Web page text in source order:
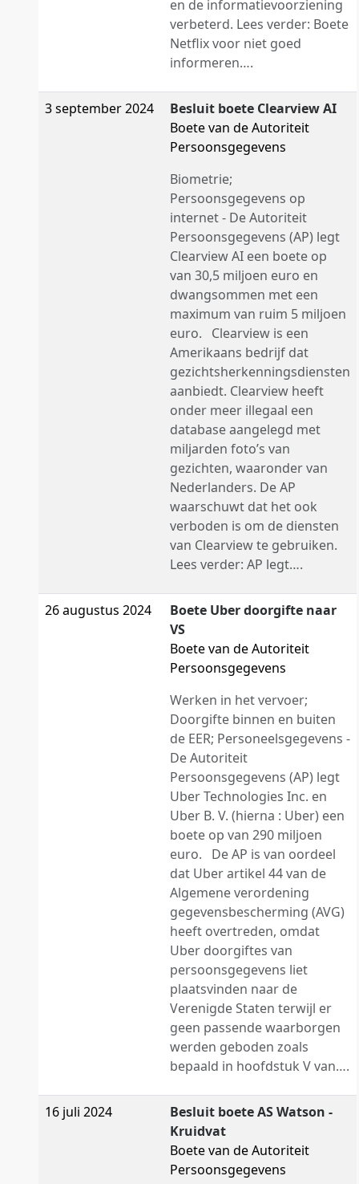
en de informatievoorziening
verbeterd. Lees verder: Boete
Netflix voor niet goed
informeren….
3 september 2024
Besluit boete Clearview AI
Boete van de Autoriteit
Persoonsgegevens
Biometrie;
Persoonsgegevens op
internet - De Autoriteit
Persoonsgegevens (AP) legt
Clearview AI een boete op
van 30,5 miljoen euro en
dwangsommen met een
maximum van ruim 5 miljoen
euro. Clearview is een
Amerikaans bedrijf dat
gezichtsherkenningsdiensten
aanbiedt. Clearview heeft
onder meer illegaal een
database aangelegd met
miljarden foto’s van
gezichten, waaronder van
Nederlanders. De AP
waarschuwt dat het ook
verboden is om de diensten
van Clearview te gebruiken.
Lees verder: AP legt….
26 augustus 2024
Boete Uber doorgifte naar
VS
Boete van de Autoriteit
Persoonsgegevens
Werken in het vervoer;
Doorgifte binnen en buiten
de EER; Personeelsgegevens -
De Autoriteit
Persoonsgegevens (AP) legt
Uber Technologies Inc. en
Uber B. V. (hierna : Uber) een
boete op van 290 miljoen
euro. De AP is van oordeel
dat Uber artikel 44 van de
Algemene verordening
gegevensbescherming (AVG)
heeft overtreden, omdat
Uber doorgiftes van
persoonsgegevens liet
plaatsvinden naar de
Verenigde Staten terwijl er
geen passende waarborgen
werden geboden zoals
bepaald in hoofdstuk V van….
16 juli 2024
Besluit boete AS Watson -
Kruidvat
Boete van de Autoriteit
Persoonsgegevens